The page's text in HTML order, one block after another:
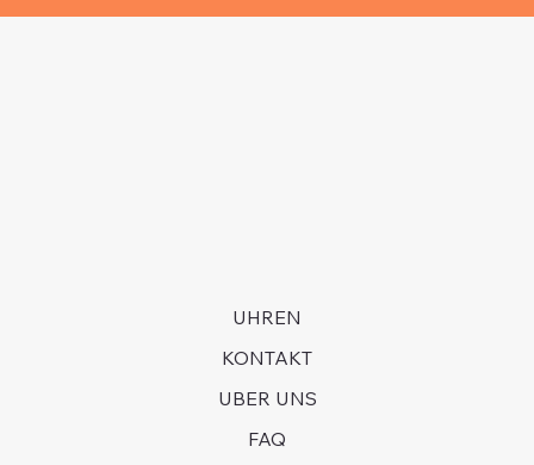
UHREN
KONTAKT
UBER UNS
FAQ